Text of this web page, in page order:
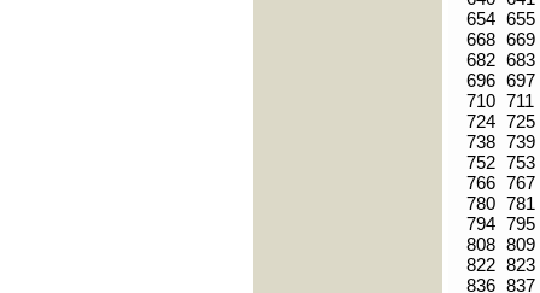
654 655
668 669
682 683
696 697
710 711
724 725
738 739
752 753
766 767
780 781
794 795
808 809
822 823
836 837